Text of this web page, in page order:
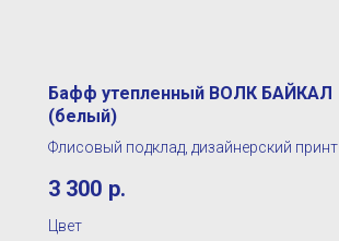
Бафф утепленный ВОЛК БАЙКАЛ
(белый)
Флисовый подклад, дизайнерский принт
3 300 р.
Цвет